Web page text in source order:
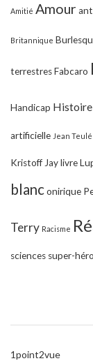
Amitié Amour
Britannique
terrestresFabcaro
Handicap Histoire
artificielle Jean Teulé
Kristoff Jaylivre
blanconirique
Terry Racisme
sciences super-héro
1point2vue